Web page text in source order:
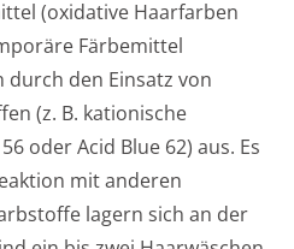
(oxidative Haarfarben
Färbemittel
durch den Einsatz von
(z. B. kationische
oder Acid Blue 62) aus. Es
mit anderen
lagern sich an der